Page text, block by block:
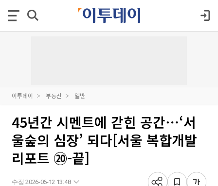
이투데이 부동산 일반
45년간 시멘트에 갇힌 공간⋯‘서
울숲의 심장’ 되다[서울 복합개발
리포트 ⑳-끝]
수정 2026-06-12 13:48